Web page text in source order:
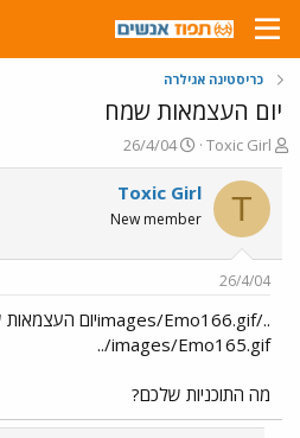
כריסטינה אגילרה
יום העצמאות שמח
פ
ו
ת
ח
ה
ש
Toxic Girl
פ
ו
ר
ם
ר
י
ך
26/4/04
T
Toxic Girl
New member
26/4/04
../images/Emo165.gif
מה התוכניות שלכם?